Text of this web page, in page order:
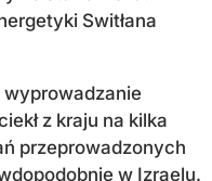
Switłana
wyprowadzanie
z kraju na kilka
przeprowadzonych
w Izraelu.